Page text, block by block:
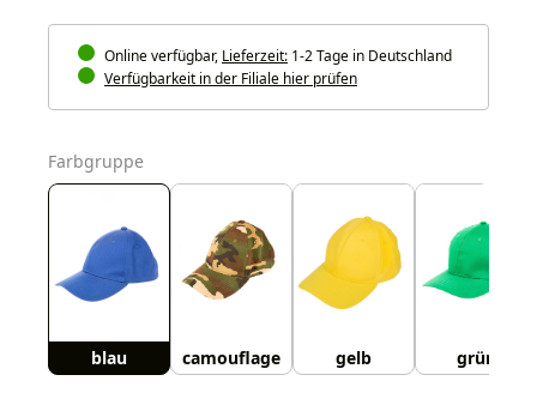
Online verfügbar, Lieferzeit: 1-2 Tage in Deutschland
Verfügbarkeit in der Filiale hier prüfen
Farbgruppe
blau camouflage gelb grün